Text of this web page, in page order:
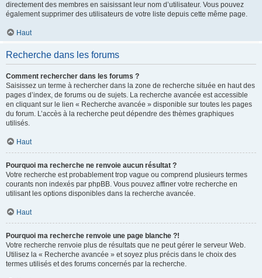
directement des membres en saisissant leur nom d’utilisateur. Vous pouvez
également supprimer des utilisateurs de votre liste depuis cette même page.
Haut
Recherche dans les forums
Comment rechercher dans les forums ?
Saisissez un terme à rechercher dans la zone de recherche située en haut des
pages d’index, de forums ou de sujets. La recherche avancée est accessible
en cliquant sur le lien « Recherche avancée » disponible sur toutes les pages
du forum. L’accès à la recherche peut dépendre des thèmes graphiques
utilisés.
Haut
Pourquoi ma recherche ne renvoie aucun résultat ?
Votre recherche est probablement trop vague ou comprend plusieurs termes
courants non indexés par phpBB. Vous pouvez affiner votre recherche en
utilisant les options disponibles dans la recherche avancée.
Haut
Pourquoi ma recherche renvoie une page blanche ?!
Votre recherche renvoie plus de résultats que ne peut gérer le serveur Web.
Utilisez la « Recherche avancée » et soyez plus précis dans le choix des
termes utilisés et des forums concernés par la recherche.